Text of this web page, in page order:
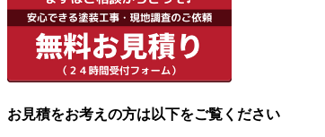
お見積をお考えの方は以下をご覧ください